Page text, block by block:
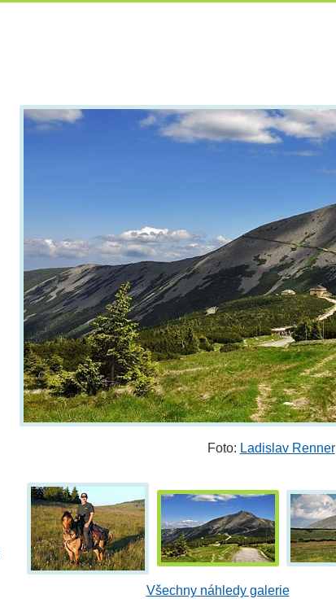
Foto: Ladislav Renner
Všechny náhledy galerie